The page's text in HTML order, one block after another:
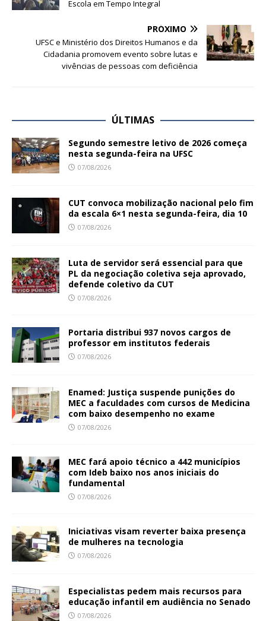
Escola em Tempo Integral
PRÓXIMO
UFSC e Ministério dos Direitos Humanos e da
Cidadania promovem evento sobre lutas e
vivências de pessoas com deficiência
ÚLTIMAS
Segundo semestre letivo de 2026 começa
nesta segunda-feira na UFSC
07/08/2026
CUT convoca mobilização nacional pelo fim
da escala 6×1 nesta segunda-feira, dia 10
07/08/2026
Luta de servidor será essencial para que
PL da negociação coletiva seja aprovado,
defende coletivo da CUT
07/08/2026
Portaria distribui 937 novos cargos de
professor em institutos federais
07/08/2026
Enamed: Justiça suspende punições do
MEC a faculdades com cursos de Medicina
com baixo desempenho no exame
07/08/2026
MEC fará apoio técnico a 442 municípios
com Ideb baixo nos anos iniciais do
fundamental
07/08/2026
Iniciativas visam reverter baixa presença
de mulheres na tecnologia
07/08/2026
Especialistas pedem mais recursos para
educação infantil em audiência no Senado
07/08/2026